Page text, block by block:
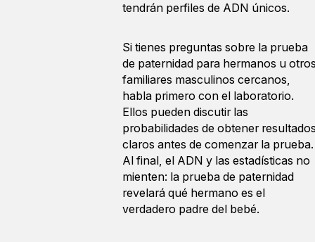
tendrán perfiles de ADN únicos.
Si tienes preguntas sobre la prueba
de paternidad para hermanos u
familiares masculinos cercanos,
habla primero con el laboratorio.
Ellos pueden discutir las
probabilidades de obtener
claros antes de comenzar la prueba.
Al final, el ADN y las estadísticas no
mienten: la prueba de paternidad
revelará qué hermano es el
verdadero padre del bebé.